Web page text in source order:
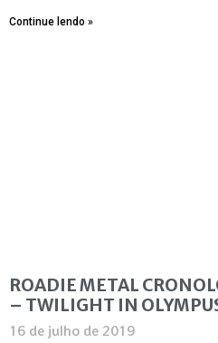
Continue lendo »
ROADIE METAL
– TWILIGHT IN
16 de julho de 2019